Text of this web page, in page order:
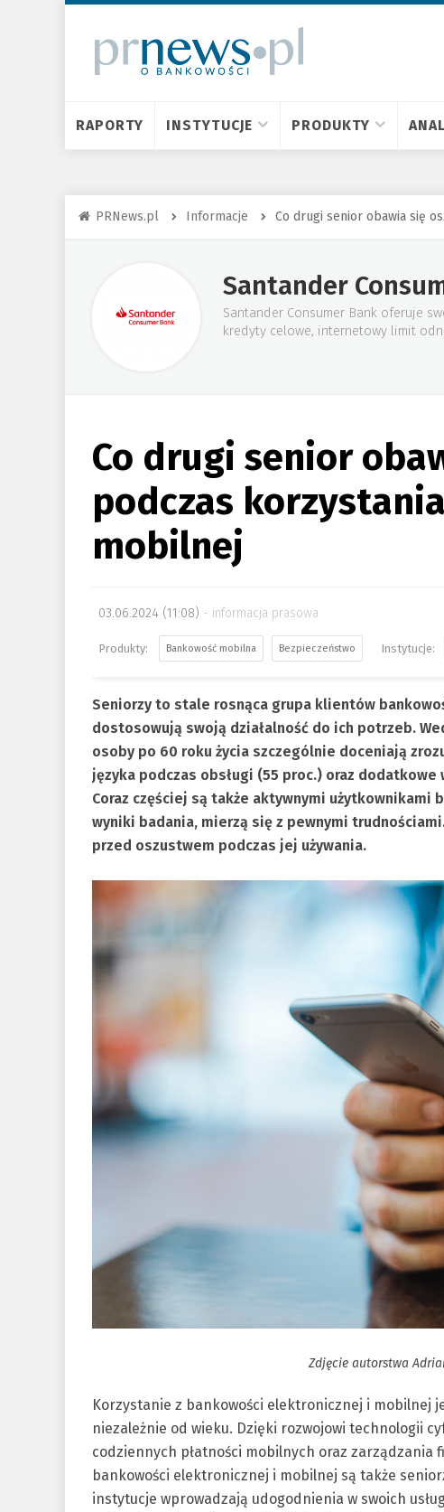
RAPORTY INSTYTUCJE PRODUKTY
PRNews.pl Informacje Co drugi senior obawia się
Santander
Santander Consumer Bank oferuje
kredyty celowe, internetowy limit
Co drugi senior
podczas
mobilnej
03.06.2024 (11:08) informacja prasowa
Bankowość mobilna Bezpieczeństwo
Seniorzy to stale rosnąca grupa klientów
dostosowują swoją działalność do ich potrzeb.
osoby po 60 roku życia szczególnie doceniają
języka podczas obsługi (55 proc.) oraz
Coraz częściej są także aktywnymi użytkownikami
wyniki badania, mierzą się z pewnymi
przed oszustwem podczas jej używania.
Zdjęcie autorstwa
Korzystanie z bankowości elektronicznej i mobilnej
niezależnie od wieku. Dzięki rozwojowi technologii
codziennych płatności mobilnych oraz zarządzania
bankowości elektronicznej i mobilnej są także
instytucje wprowadzają udogodnienia w swoich